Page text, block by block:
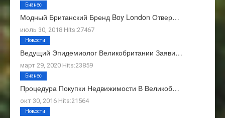
Модный Британский Бренд Boy London Отвер…
июль 30, 2018 Hits:27467
Бизнес
Ведущий Эпидемиолог Великобритании Заяви…
март 29, 2020 Hits:23859
Новости
Процедура Покупки Недвижимости В Великоб…
окт 30, 2016 Hits:21564
Бизнес
Новости